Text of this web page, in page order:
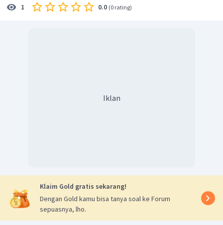
1 0.0 (0 rating)
Iklan
Klaim Gold gratis sekarang!
Dengan Gold kamu bisa tanya soal ke Forum
sepuasnya, lho.